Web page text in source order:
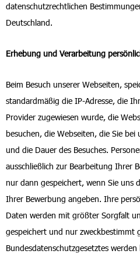
datenschutzrechtlichen
Deutschland.
Erhebung und Verarbeitung
Beim Besuch unserer Webseiten,
standardmäßig die IP-Adresse, die
Provider zugewiesen wurde, die
besuchen, die Webseiten, die Sie
und die Dauer des Besuches.
ausschließlich zur Bearbeitung Ihrer
nur dann gespeichert, wenn Sie uns
Ihrer Bewerbung angeben. Ihre
Daten werden mit größter Sorgfalt
gespeichert und nur zweckbestimmt
Bundesdatenschutzgesetztes